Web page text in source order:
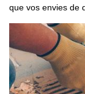
que vos envies de